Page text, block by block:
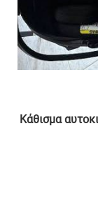
Κάθισμα